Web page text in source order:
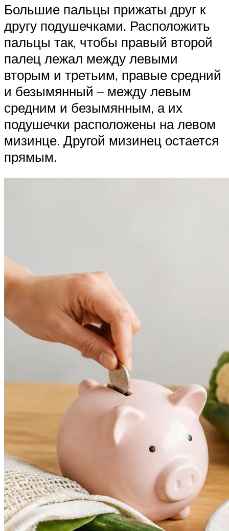
Большие пальцы прижаты друг к
другу подушечками. Расположить
пальцы так, чтобы правый второй
палец лежал между левыми
вторым и третьим, правые средний
и безымянный – между левым
средним и безымянным, а их
подушечки расположены на левом
мизинце. Другой мизинец остается
прямым.